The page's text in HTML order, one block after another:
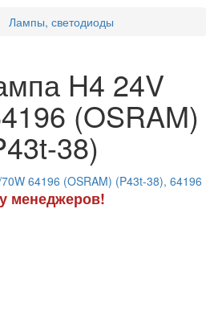
Лампы, светодиоды
H4 24V
(OSRAM)
38)
менеджеров!